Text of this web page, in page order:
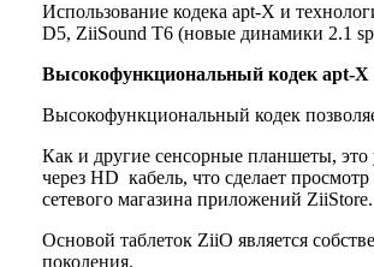
Использование кодека apt-X и
D5, ZiiSound T6 (новые динамики 2.1
Высокофункциональный кодекapt-X
Высокофункциональный кодек
Как и другие сенсорные планшеты,
через HD кабель, что сделает
сетевого магазина приложений
Основой таблеток ZiiO является
поколения.